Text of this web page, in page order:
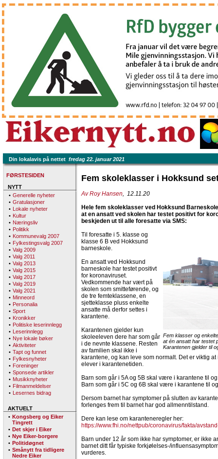
Din lokalavis på nettet fredag 22. januar 2021
FØRSTESIDEN
NYTT
• Generelle nyheter
• Gratulasjoner
• Lokale nyheter
• Kultur
• Næringsliv
• Politikk
• Kommunevalg 2007
• Fylkestingsvalg 2007
• Valg 2009
• Valg 2011
• Valg 2013
• Valg 2015
• Valg 2017
• Valg 2019
• Valg 2021
• Minneord
• Personalia
• Sport
• Kronikker
• Politiske leserinnlegg
• Leserinnlegg
• Nye lokale bøker
• Aktiviteter
• Tapt og funnet
• Fylkesnyheter
• Foreninger
• Sponsede artikler
• Musikknyheter
• Filmanmeldelser
• Lesernes bidrag
AKTUELT
• Kongsberg og Eiker
Tingrett
• Det skjer i Eiker
• Nye Eiker-borgere
• Politidøgnet
• Smånytt fra tidligere
Nedre Eiker
Fem skoleklasser i Hokksund
Av Roy Hansen, 12.11.20
Hele fem skoleklasser ved Hokksund
at en ansatt ved skolen har testet positivt for
beskjeden ut til alle foresatte via SMS:
Fem klasser og
at én ansatt har testet
Karantenen gjelder til
Til foresatte i 5. klasse og
klasse 6 B ved Hokksund
barneskole.
En ansatt ved Hokksund
barneskole har testet positivt
for koronaviruset.
Vedkommende har vært på
skolen som smitteførende, og
de tre femteklassene, en
sjetteklasse pluss enkelte
ansatte må derfor settes i
karantene.
Karantenen gjelder kun
skoleeleven dere har som går
i de nevnte klassene. Resten
av familien skal ikke i
karantene, og kan leve som normalt. Det er viktig
elever i karantenetiden.
Barn som går i 5A og 5B skal være i karantene til
Barn som går i 5C og 6B skal være i karantene til
Dersom barnet har symptomer på slutten av
forlenges frem til barnet har god allmenntilstand.
Dere kan lese om karanteneregler her:
https://www.fhi.no/nettpub/coronavirus/fakta/
Barn under 12 år som ikke har symptomer, er ikke
barnet ditt får typiske forkjølelses-/
vurderes.